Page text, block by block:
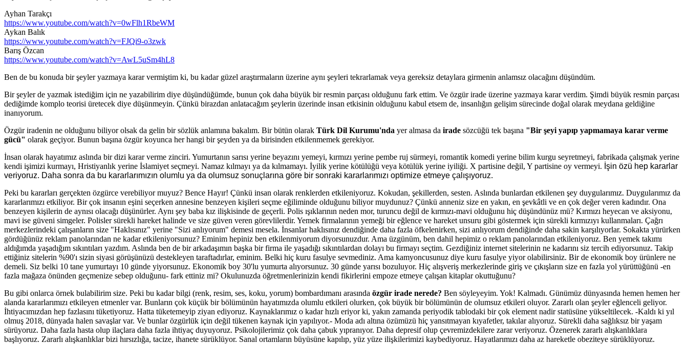
Ayhan Tarakçı
https://www.youtube.com/watch?v=0wFlh1RbeWM
Aykan Balık
https://www.youtube.com/watch?v=FJQi9-o3zwk
Barış Özcan
https://www.youtube.com/watch?v=AwL5uSm4hL8
Ben de bu konuda bir şeyler yazmaya karar vermiştim ki, bu kadar güzel araştırmaların üzerine aynı şeyleri tekrarlamak veya gereksiz detaylara girmenin anlamsız olacağını düşündüm.
Bir şeyler de yazmak istediğim için ne yazabilirim diye düşündüğümde, bunun çok daha büyük bir resmin parçası olduğunu fark ettim. Ve özgür irade üzerine yazmaya karar verdim. Şimdi büyük resmin parçası
dediğimde komplo teorisi üretecek diye düşünmeyin. Çünkü birazdan anlatacağım şeylerin üzerinde insan etkisinin olduğunu kabul etsem de, insanlığın gelişim sürecinde doğal olarak meydana geldiğine
inanıyorum.
Özgür iradenin ne olduğunu biliyor olsak da gelin bir sözlük anlamına bakalım. Bir bütün olarak Türk Dil Kurumu'nda yer almasa da irade sözcüğü tek başına "Bir şeyi yapıp yapmamaya karar verme
gücü" olarak geçiyor. Bunun başına özgür koyunca her hangi bir şeyden ya da birisinden etkilenmemek gerekiyor.
İnsan olarak hayatımız aslında bir dizi karar verme zinciri. Yumurtanın sarısı yerine beyazını yemeyi, kırmızı yerine pembe ruj sürmeyi, romantik komedi yerine bilim kurgu seyretmeyi, fabrikada çalışmak yerine
kendi işimizi kurmayı, Hristiyanlık yerine İslamiyet seçmeyi. Namaz kılmayı ya da kılmamayı. İyilik yerine kötülüğü veya kötülük yerine iyiliği. X partisine değil, Y partisine oy vermeyi. İşin özü hep kararlar
veriyoruz. Daha sonra da bu kararlarımızın olumlu ya da olumsuz sonuçlarına göre bir sonraki kararlarımızı optimize etmeye çalışıyoruz.
Peki bu kararları gerçekten özgürce verebiliyor muyuz? Bence Hayır! Çünkü insan olarak renklerden etkileniyoruz. Kokudan, şekillerden, sesten. Aslında bunlardan etkilenen şey duygularımız. Duygularımız da
kararlarımızı etkiliyor. Bir çok insanın eşini seçerken annesine benzeyen kişileri seçme eğiliminde olduğunu biliyor muydunuz? Çünkü anneniz size en yakın, en şevkâtli ve en çok değer veren kadındır. Ona
benzeyen kişilerin de aynısı olacağı düşünürler. Aynı şey baba kız ilişkisinde de geçerli. Polis ışıklarının neden mor, turuncu değil de kırmızı-mavi olduğunu hiç düşündünüz mü? Kırmızı heyecan ve aksiyonu,
mavi ise güveni simgeler. Polisler sürekli hareket halinde ve size güven veren görevlilerdir. Yemek firmalarının yemeği bir eğlence ve hareket unsuru gibi göstermek için sürekli kırmızıyı kullanmaları. Çağrı
merkezlerindeki çalışanların size "Haklısınız" yerine "Sizi anlıyorum" demesi mesela. İnsanlar haklısınız dendiğinde daha fazla öfkelenirken, sizi anlıyorum dendiğinde daha sakin karşılıyorlar. Sokakta yürürken
gördüğünüz reklam panolarından ne kadar etkileniyorsunuz? Eminim hepiniz ben etkilenmiyorum diyorsunuzdur. Ama üzgünüm, ben dahil hepimiz o reklam panolarından etkileniyoruz. Ben yemek takımı
aldığımda yaşadığım sıkıntıları yazdım. Aslında ben de bir arkadaşımın başka bir firma ile yaşadığı sıkıntılardan dolayı bu firmayı seçtim. Gezdiğiniz internet sitelerinin ne kadarını siz tercih ediyorsunuz. Takip
ettiğiniz sitelerin %90'ı sizin siyasi görüşünüzü destekleyen taraftadırlar, eminim. Belki hiç kuru fasulye sevmediniz. Ama kamyoncusunuz diye kuru fasulye yiyor olabilirsiniz. Bir de ekonomik boy ürünlere ne
demeli. Siz belki 10 tane yumurtayı 10 günde yiyorsunuz. Ekonomik boy 30'lu yumurta alıyorsunuz. 30 günde yarısı bozuluyor. Hiç alışveriş merkezlerinde giriş ve çıkışların size en fazla yol yürüttüğünü -en
fazla mağaza önünden geçmenize sebep olduğunu- fark ettiniz mi? Okulunuzda öğretmenlerinizin kendi fikirlerini empoze etmeye çalışan kitaplar okuttuğunu?
Bu gibi onlarca örnek bulabilirim size. Peki bu kadar bilgi (renk, resim, ses, koku, yorum) bombardımanı arasında özgür irade nerede? Ben söyleyeyim. Yok! Kalmadı. Günümüz dünyasında hemen hemen her
alanda kararlarımızı etkileyen etmenler var. Bunların çok küçük bir bölümünün hayatımızda olumlu etkileri olurken, çok büyük bir bölümünün de olumsuz etkileri oluyor. Zararlı olan şeyler eğlenceli geliyor.
İhtiyacımızdan hep fazlasını tüketiyoruz. Hatta tüketemeyip ziyan ediyoruz. Kaynaklarımız o kadar hızlı eriyor ki, yakın zamanda periyodik tablodaki bir çok element nadir statüsüne yükseltilecek. -Kaldı ki yıl
olmuş 2018, dünyada halen savaşlar var. Ve bunlar özgürlük için değil tükenen kaynak için yapılıyor.- Moda adı altına özümüzü hiç yansıtmayan kıyafetler, takılar alıyoruz. Sürekli daha sağlıksız bir yaşam
sürüyoruz. Daha fazla hasta olup ilaçlara daha fazla ihtiyaç duyuyoruz. Psikolojilerimiz çok daha çabuk yıpranıyor. Daha depresif olup çevremizdekilere zarar veriyoruz. Özenerek zararlı alışkanlıklara
başlıyoruz. Zararlı alışkanlıklar bizi hırsızlığa, tacize, ihanete sürüklüyor. Sanal ortamların büyüsüne kapılıp, yüz yüze ilişkilerimizi kaybediyoruz. Hayatlarımızı daha az hareketle obeziteye sürüklüyoruz.